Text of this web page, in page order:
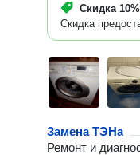
Скидка 10%
Скидка
Замена ТЭНа
Ремонт и